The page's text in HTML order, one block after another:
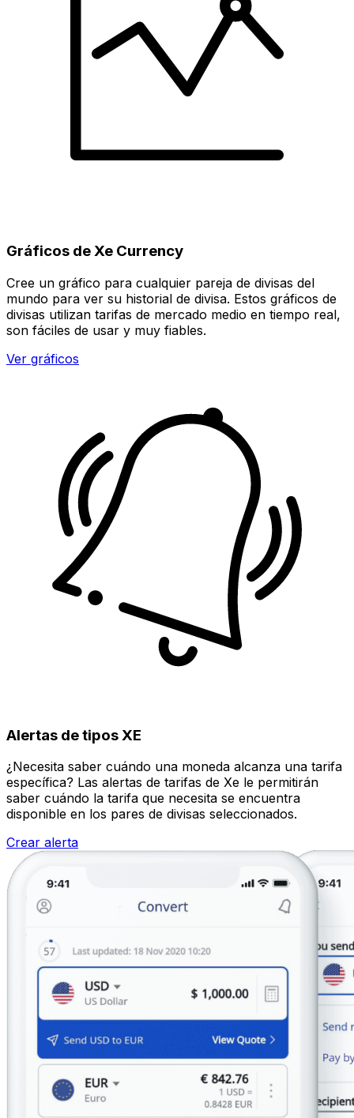
Gráficos de Xe Currency
Cree un gráfico para cualquier pareja de divisas del
mundo para ver su historial de divisa. Estos gráficos de
divisas utilizan tarifas de mercado medio en tiempo real,
son fáciles de usar y muy fiables.
Ver gráficos
Alertas de tipos XE
¿Necesita saber cuándo una moneda alcanza una tarifa
específica? Las alertas de tarifas de Xe le permitirán
saber cuándo la tarifa que necesita se encuentra
disponible en los pares de divisas seleccionados.
Crear alerta